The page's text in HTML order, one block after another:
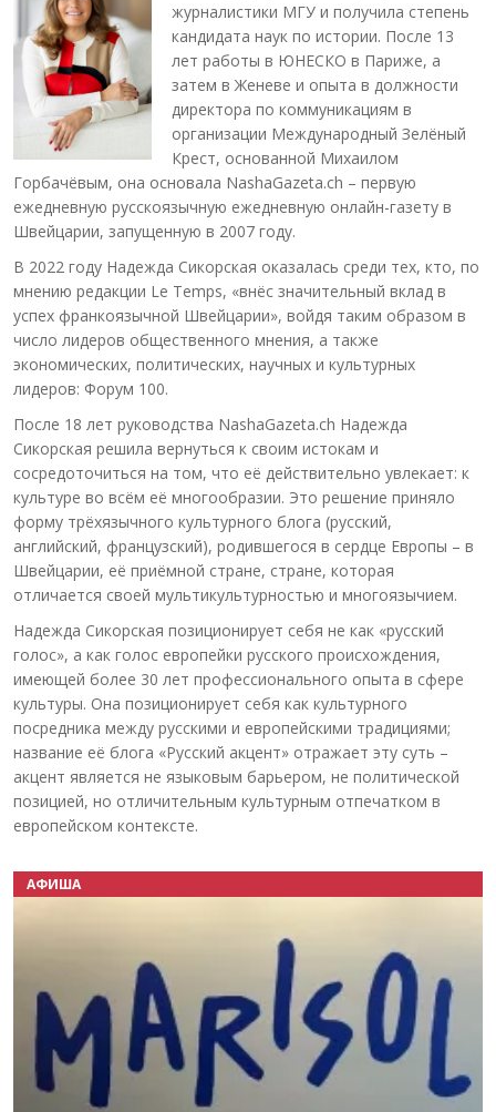
журналистики МГУ и получила степень
кандидата наук по истории. После 13
лет работы в ЮНЕСКО в Париже, а
затем в Женеве и опыта в должности
директора по коммуникациям в
организации Международный Зелёный
Крест, основанной Михаилом
Горбачёвым, она основала NashaGazeta.ch – первую
ежедневную русскоязычную ежедневную онлайн-газету в
Швейцарии, запущенную в 2007 году.
В 2022 году Надежда Сикорская оказалась среди тех, кто, по
мнению редакции Le Temps, «внёс значительный вклад в
успех франкоязычной Швейцарии», войдя таким образом в
число лидеров общественного мнения, а также
экономических, политических, научных и культурных
лидеров: Форум 100.
После 18 лет руководства NashaGazeta.ch Надежда
Сикорская решила вернуться к своим истокам и
сосредоточиться на том, что её действительно увлекает: к
культуре во всём её многообразии. Это решение приняло
форму трёхязычного культурного блога (русский,
английский, французский), родившегося в сердце Европы – в
Швейцарии, её приёмной стране, стране, которая
отличается своей мультикультурностью и многоязычием.
Надежда Сикорская позиционирует себя не как «русский
голос», а как голос европейки русского происхождения,
имеющей более 30 лет профессионального опыта в сфере
культуры. Она позиционирует себя как культурного
посредника между русскими и европейскими традициями;
название её блога «Русский акцент» отражает эту суть –
акцент является не языковым барьером, не политической
позицией, но отличительным культурным отпечатком в
европейском контексте.
АФИША